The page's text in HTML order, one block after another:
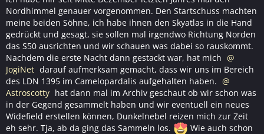
Nordhimmel genauer vorgenommen. Den Startschuss machten
meine beiden Söhne, ich habe ihnen den Skyatlas in die Hand
gedrückt und gesagt, sie sollen mal irgendwo Richtung Norden
das S50 ausrichten und wir schauen was dabei so rauskommt.
Nachdem die erste Nacht dann gestackt war, hat mich
JogiNet darauf aufmerksam gemacht, dass wir uns im Bereich
des LDN 1395 im Camelopardalis aufgehalten haben.
Astroscotty hat dann mal im Archiv geschaut ob wir schon was
in der Gegend gesammelt haben und wir eventuell ein neues
Widefield erstellen können, Dunkelnebel reizen mich zur Zeit
eh sehr. Tja, ab da ging das Sammeln los.
Wie auch schon